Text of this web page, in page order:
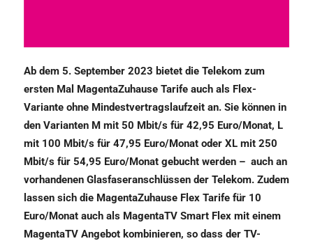
Ab dem 5. September 2023 bietet die Telekom zum
ersten Mal MagentaZuhause Tarife auch als Flex-
Variante ohne Mindestvertragslaufzeit an. Sie können in
den Varianten M mit 50 Mbit/s für 42,95 Euro/Monat, L
mit 100 Mbit/s für 47,95 Euro/Monat oder XL mit 250
Mbit/s für 54,95 Euro/Monat gebucht werden – auch an
vorhandenen Glasfaseranschlüssen der Telekom. Zudem
lassen sich die MagentaZuhause Flex Tarife für 10
Euro/Monat auch als MagentaTV Smart Flex mit einem
MagentaTV Angebot kombinieren, so dass der TV-